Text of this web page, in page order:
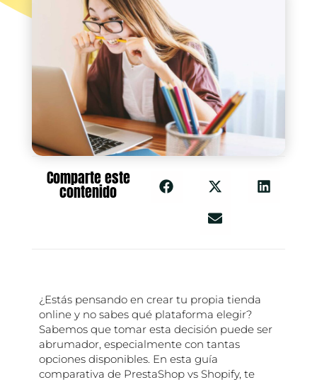
Comparte este
contenido
¿Estás pensando en crear tu propia tienda
online y no sabes qué plataforma elegir?
Sabemos que tomar esta decisión puede ser
abrumador, especialmente con tantas
opciones disponibles. En esta guía
comparativa de PrestaShop vs Shopify, te